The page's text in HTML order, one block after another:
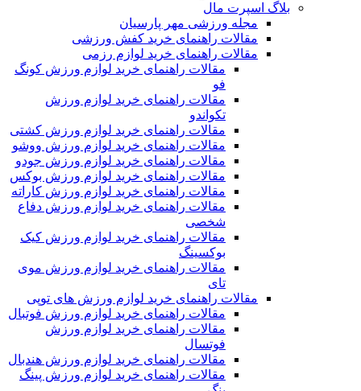
بلاگ اسپرت مال
مجله ورزشی مهر پارسیان
مقالات راهنمای خرید کفش ورزشی
مقالات راهنمای خرید لوازم رزمی
مقالات راهنمای خرید لوازم ورزش کونگ
فو
مقالات راهنمای خرید لوازم ورزش
تکواندو
مقالات راهنمای خرید لوازم ورزش کشتی
مقالات راهنمای خرید لوازم ورزش ووشو
مقالات راهنمای خرید لوازم ورزش جودو
مقالات راهنمای خرید لوازم ورزش بوکس
مقالات راهنمای خرید لوازم ورزش کاراته
مقالات راهنمای خرید لوازم ورزش دفاع
شخصی
مقالات راهنمای خرید لوازم ورزش کیک
بوکسینگ
مقالات راهنمای خرید لوازم ورزش موی
تای
مقالات راهنمای خرید لوازم ورزش های توپی
مقالات راهنمای خرید لوازم ورزش فوتبال
مقالات راهنمای خرید لوازم ورزش
فوتسال
مقالات راهنمای خرید لوازم ورزش هندبال
مقالات راهنمای خرید لوازم ورزش پینگ